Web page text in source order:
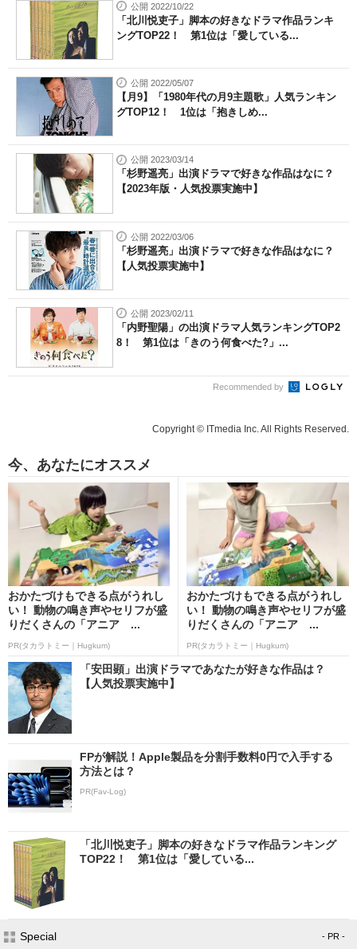
公開 2022/10/22
「北川悦吏子」脚本の好きなドラマ作品ランキ
ングTOP22！ 第1位は「愛している...
公開 2022/05/07
【月9】「1980年代の月9主題歌」人気ランキン
グTOP12！ 1位は「抱きしめ...
公開 2023/03/14
「杉野遥亮」出演ドラマで好きな作品はなに？
【2023年版・人気投票実施中】
公開 2022/03/06
「杉野遥亮」出演ドラマで好きな作品はなに？
【人気投票実施中】
公開 2023/02/11
「内野聖陽」の出演ドラマ人気ランキングTOP2
8！ 第1位は「きのう何食べた?」...
Recommended by
Copyright © ITmedia Inc. All Rights Reserved.
今、あなたにオススメ
おかたづけもできる点がうれし
い！ 動物の鳴き声やセリフが盛
りだくさんの「アニア ...
PR(タカラトミー｜Hugkum)
おかたづけもできる点がうれし
い！ 動物の鳴き声やセリフが盛
りだくさんの「アニア ...
PR(タカラトミー｜Hugkum)
「安田顕」出演ドラマであなたが好きな作品は？
【人気投票実施中】
FPが解説！Apple製品を分割手数料0円で入手する
方法とは？
PR(Fav-Log)
「北川悦吏子」脚本の好きなドラマ作品ランキング
TOP22！ 第1位は「愛している...
Special - PR -